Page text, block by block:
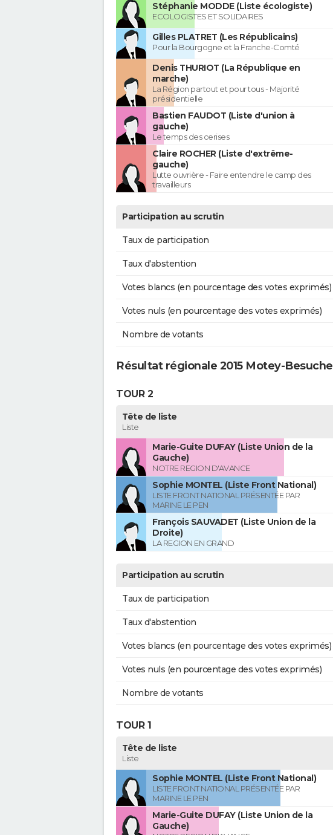
Stéphanie MODDE (Liste écologiste)
ECOLOGISTES ET SOLIDAIRES
Gilles PLATRET (Les Républicains)
Pour la Bourgogne et la Franche-Comté
Denis THURIOT (La République en
marche)
La Région partout et pour tous - Majorité
présidentielle
Bastien FAUDOT (Liste d'union à
gauche)
Le temps des cerises
Claire ROCHER (Liste d'extrême-
gauche)
Lutte ouvrière - Faire entendre le camp des
travailleurs
Participation au scrutin
Taux de participation
Taux d'abstention
Votes blancs (en pourcentage des votes exprimés)
Votes nuls (en pourcentage des votes exprimés)
Nombre de votants
Résultat régionale 2015 Motey-Besuche
TOUR 2
Tête de liste
Liste
Marie-Guite DUFAY (Liste Union de la
Gauche)
NOTRE REGION D'AVANCE
Sophie MONTEL (Liste Front National)
LISTE FRONT NATIONAL PRÉSENTÉE PAR
MARINE LE PEN
François SAUVADET (Liste Union de la
Droite)
LA REGION EN GRAND
Participation au scrutin
Taux de participation
Taux d'abstention
Votes blancs (en pourcentage des votes exprimés)
Votes nuls (en pourcentage des votes exprimés)
Nombre de votants
TOUR 1
Tête de liste
Liste
Sophie MONTEL (Liste Front National)
LISTE FRONT NATIONAL PRÉSENTÉE PAR
MARINE LE PEN
Marie-Guite DUFAY (Liste Union de la
Gauche)